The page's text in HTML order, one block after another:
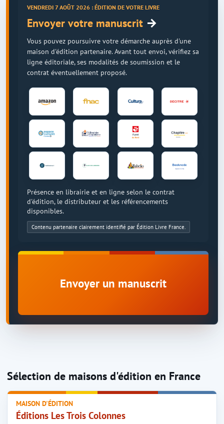
VENDREDI 7 AOÛT 2026 : ÉDITION DE VOTRE LIVRE
Envoyer votre manuscrit →
Vous pouvez poursuivre votre démarche auprès d'une
maison d'édition partenaire. Avant tout envoi, vérifiez sa
ligne éditoriale, ses modalités de soumission et le
contrat éventuellement proposé.
Présence en librairie et en ligne selon le contrat
d'édition, le distributeur et les référencements
disponibles.
Contenu partenaire clairement identifié par Édition Livre France.
Envoyer un manuscrit
Sélection de maisons d'édition en France
MAISON D'ÉDITION
Éditions Les Trois Colonnes